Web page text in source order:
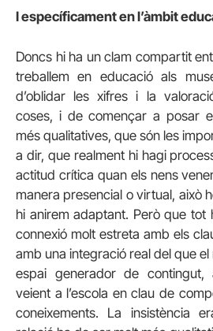
I específicament en l’àmbit
Doncs hi ha un clam compartit
treballem en educació als
d’oblidar les xifres i la
coses, i de començar a posar
més qualitatives, que són les
a dir, que realment hi hagi
actitud crítica quan els nens
manera presencial o virtual, això
hi anirem adaptant. Però que tot
connexió molt estreta amb els
amb una integració real del que
espai generador de contingut,
veient a l’escola en clau de
coneixements. La insistència